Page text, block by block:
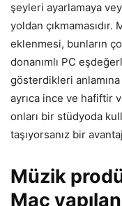
şeyleri ayarlamaya
yoldan çıkmamasıdır.
eklenmesi, bunların
donanımlı PC
gösterdikleri
ayrıca ince ve hafiftir
onları bir stüdyoda
taşıyorsanız bir
Müzik
Mac